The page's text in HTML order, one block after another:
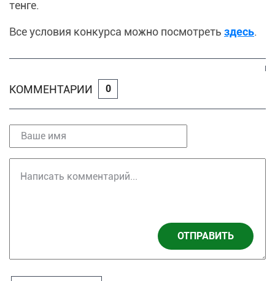
тенге.
Все условия конкурса можно посмотреть здесь.
КОММЕНТАРИИ 0
ОТПРАВИТЬ